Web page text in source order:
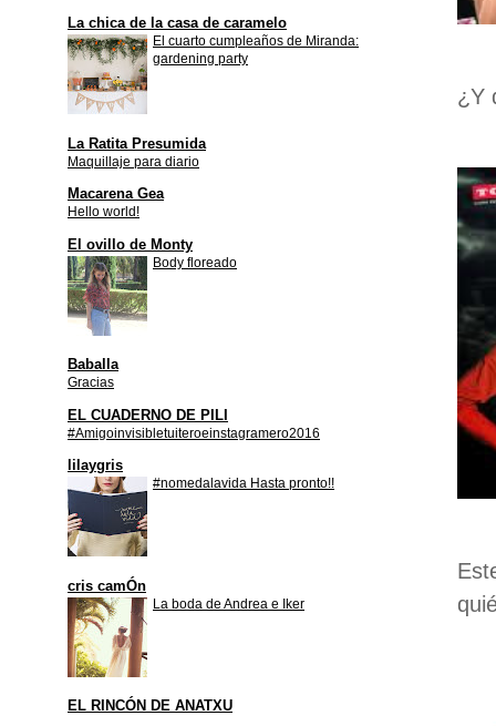
¿Y
La chica de la casa de caramelo
El cuarto cumpleaños de Miranda:
gardening party
La Ratita Presumida
Maquillaje para diario
Macarena Gea
Hello world!
El ovillo de Monty
Body floreado
Baballa
Gracias
EL CUADERNO DE PILI
#Amigoinvisibletuiteroeinstagramero2016
lilaygris
#nomedalavida Hasta pronto!!
cris camÓn
La boda de Andrea e Iker
EL RINCÓN DE ANATXU